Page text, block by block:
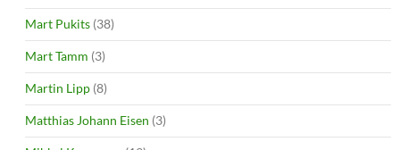
Mart Pukits (38)
Mart Tamm (3)
Martin Lipp (8)
Matthias Johann Eisen (3)